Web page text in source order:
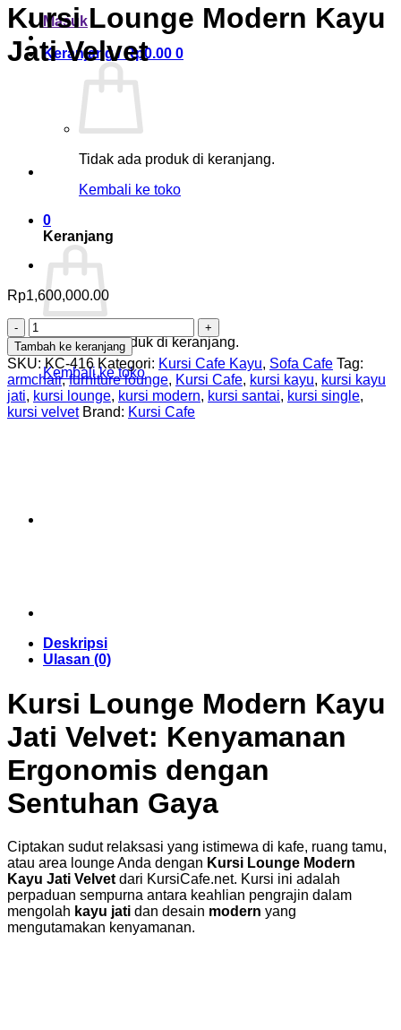
Masuk
Keranjang /Rp0.00 0
Tidak ada produk di keranjang.
Kembali ke toko
0
Keranjang
Tidak ada produk di keranjang.
Kembali ke toko
Kursi Lounge Modern Kayu
Jati Velvet
Rp1,600,000.00
Kuantitas
Kursi
Lounge
Modern
Kayu
Jati
Velvet
Tambah ke keranjang
SKU:KC-416 Kategori: Kursi Cafe Kayu, Sofa Cafe Tag:
armchair,furniture lounge, Kursi Cafe, kursi kayu, kursi kayu
jati, kursi lounge, kursi modern, kursi santai, kursi single,
kursi velvet Brand: Kursi Cafe
Deskripsi
Ulasan (0)
Kursi Lounge Modern Kayu
Jati Velvet: Kenyamanan
Ergonomis dengan
Sentuhan Gaya
Ciptakan sudut relaksasi yang istimewa di kafe, ruang tamu,
atau area lounge Anda dengan Kursi Lounge Modern
Kayu Jati Velvet dari KursiCafe.net. Kursi ini adalah
perpaduan sempurna antara keahlian pengrajin dalam
mengolah kayu jati dan desain modern yang
mengutamakan kenyamanan.